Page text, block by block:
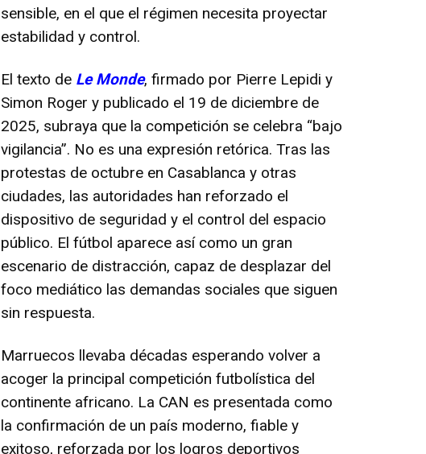
sensible, en el que el régimen necesita proyectar
estabilidad y control.
El texto de Le Monde, firmado por Pierre Lepidi y
Simon Roger y publicado el 19 de diciembre de
2025, subraya que la competición se celebra “bajo
vigilancia”. No es una expresión retórica. Tras las
protestas de octubre en Casablanca y otras
ciudades, las autoridades han reforzado el
dispositivo de seguridad y el control del espacio
público. El fútbol aparece así como un gran
escenario de distracción, capaz de desplazar del
foco mediático las demandas sociales que siguen
sin respuesta.
Marruecos llevaba décadas esperando volver a
acoger la principal competición futbolística del
continente africano. La CAN es presentada como
la confirmación de un país moderno, fiable y
exitoso, reforzada por los logros deportivos